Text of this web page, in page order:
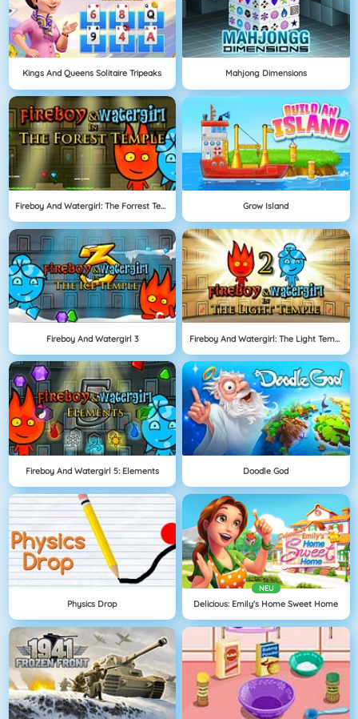
Kings And Queens Solitaire Tripeaks Mahjong Dimensions
Fireboy And Watergirl: The Forrest Temple Grow Island
Fireboy And Watergirl 3 Fireboy And Watergirl: The Light Temple
Fireboy And Watergirl 5: Elements Doodle God
Physics Drop
NEU
Delicious: Emily's Home Sweet Home